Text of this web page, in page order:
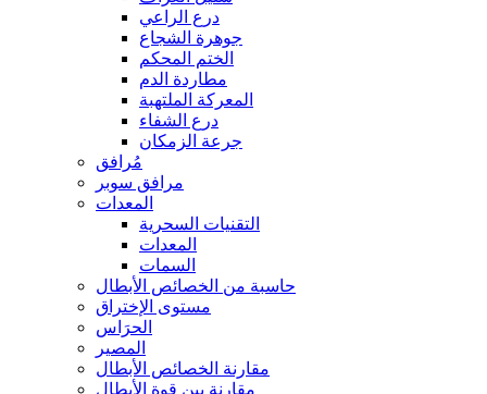
درع الراعي
جوهرة الشجاع
الختم المحكم
مطاردة الدم
المعركة الملتهبة
درع الشفاء
جرعة الزمكان
مُرافق
مرافق سوبر
المعدات
التقنيات السحرية
المعدات
السمات
حاسبة من الخصائص الأبطال
مستوى الإختراق
الحرَاس
المصير
مقارنة الخصائص الأبطال
مقارنة بين قوة الأبطال